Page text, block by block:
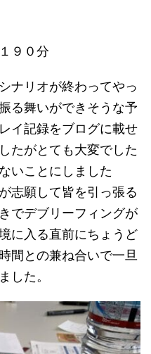
９０分
ナリオが終わってやっ
る舞いができそうな予
イ記録をブログに載せ
たがとても大変でした
いことにしました
志願して皆を引っ張る
でデブリーフィングが
に入る直前にちょうど
間との兼ね合いで一旦
した。